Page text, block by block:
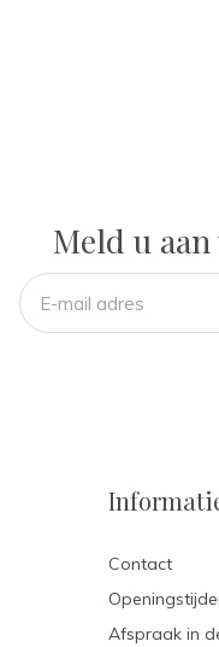
Meld u
Contact
Afspraak in